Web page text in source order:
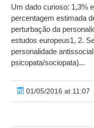
Um dado curioso: 1,3%
percentagem estimada
perturbação da
estudos europeus1, 2.
personalidade
psicopata/sociopata)...
01/05/2016 at 11:07